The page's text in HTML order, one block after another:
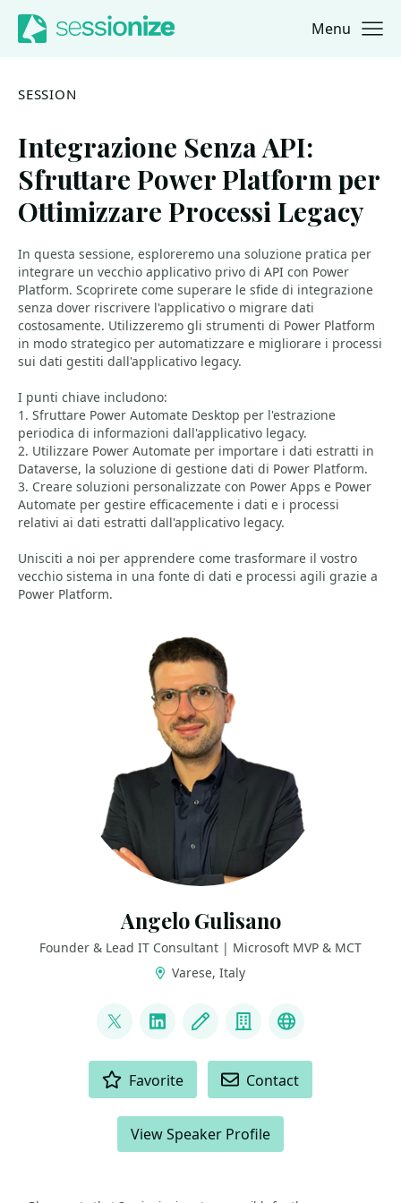
Jump to navigation
Jump to content Menu
SESSION
Integrazione Senza API:
Sfruttare Power Platform per
Ottimizzare Processi Legacy
In questa sessione, esploreremo una soluzione pratica per
integrare un vecchio applicativo privo di API con Power
Platform. Scoprirete come superare le sfide di integrazione
senza dover riscrivere l'applicativo o migrare dati
costosamente. Utilizzeremo gli strumenti di Power Platform
in modo strategico per automatizzare e migliorare i processi
sui dati gestiti dall'applicativo legacy.
I punti chiave includono:
1. Sfruttare Power Automate Desktop per l'estrazione
periodica di informazioni dall'applicativo legacy.
2. Utilizzare Power Automate per importare i dati estratti in
Dataverse, la soluzione di gestione dati di Power Platform.
3. Creare soluzioni personalizzate con Power Apps e Power
Automate per gestire efficacemente i dati e i processi
relativi ai dati estratti dall'applicativo legacy.
Unisciti a noi per apprendere come trasformare il vostro
vecchio sistema in una fonte di dati e processi agili grazie a
Power Platform.
Angelo Gulisano
Founder & Lead IT Consultant | Microsoft MVP & MCT
Varese, Italy
@angelog1908
LinkedInBlog CompanyBluesky
Favorite Contact
View Speaker Profile